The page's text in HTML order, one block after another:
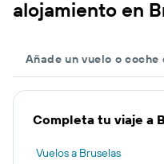
alojamiento en
Añade un vuelo o
Completa tu viaje a
Vuelos a Bruselas